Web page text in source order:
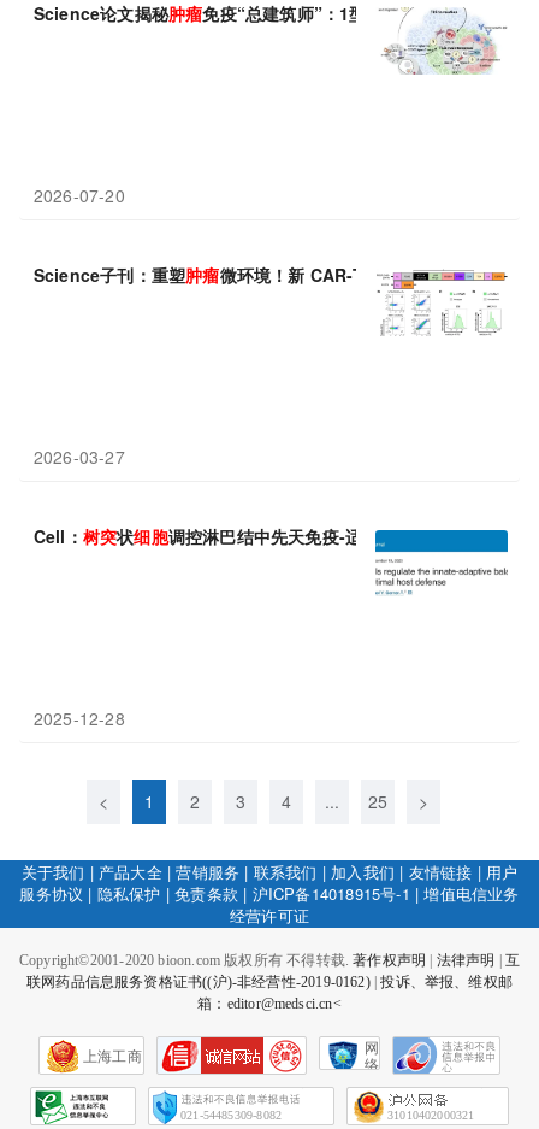
Science论文揭秘肿瘤免疫“总建筑师”：1型 树突状 细胞搭建三级
2026-07-20
Science子刊：重塑肿瘤微环境！新 CAR-T 疗法通过局部阻断
2026-03-27
Cell： 树突状细胞调控淋巴结中先天免疫-适应性免疫平衡，实现
2025-12-28
< 1 2 3 4 ... 25 >
关于我们 | 产品大全|营销服务 | 联系我们 | 加入我们 | 友情链接 | 用户
服务协议 | 隐私保护 |免责条款 | 沪ICP备14018915号-1 |增值电信业务
经营许可证
Copyright©2001-2020 bioon.com 版权所有 不得转载.著作权声明 法律声明
互
联网药品信息服务资格证书((沪)-非经营性-2019-0162)|投诉、举报、维权邮
箱：editor@medsci.cn<
上海工商
网
络
会
征
021-54485309-8082 31010402000321